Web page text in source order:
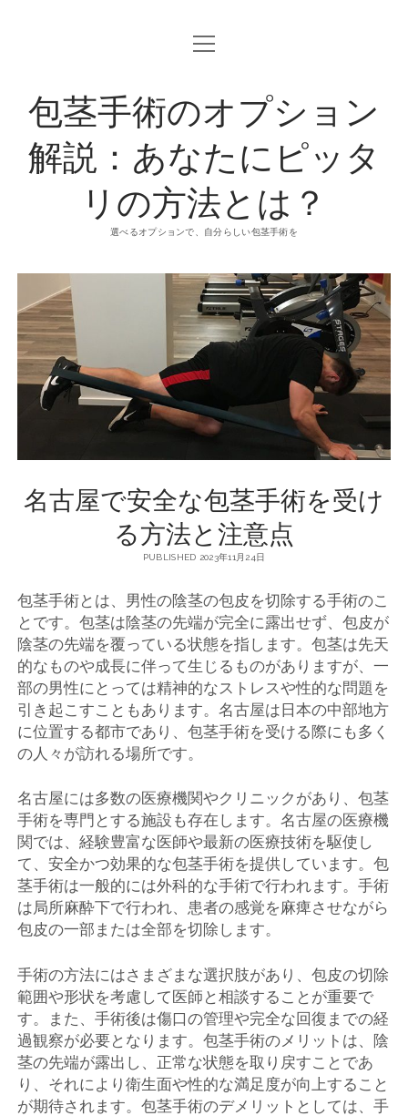
o
p
e
n
包茎手術のオプション
解説：あなたにピッタ
リの方法とは？
選べるオプションで、自分らしい包茎手術を
名古屋で安全な包茎手術を受け
る方法と注意点
PUBLISHED 2023年11月24日
包茎手術とは、男性の陰茎の包皮を切除する手術のこ
とです。 包茎は陰茎の先端が完全に露出せず、包皮が
陰茎の先端を覆っている状態を指します。包茎は先天
的なものや成長に伴って生じるものがありますが、一
部の男性にとっては精神的なストレスや性的な問題を
引き起こすこともあります。名古屋は日本の中部地方
に位置する都市であり、包茎手術を受ける際にも多く
の人々が訪れる場所です。
名古屋には多数の医療機関やクリニックがあり、包茎
手術を専門とする施設も存在します。名古屋の医療機
関では、経験豊富な医師や最新の医療技術を駆使し
て、安全かつ効果的な包茎手術を提供しています。包
茎手術は一般的には外科的な手術で行われます。手術
は局所麻酔下で行われ、患者の感覚を麻痺させながら
包皮の一部または全部を切除します。
手術の方法にはさまざまな選択肢があり、包皮の切除
範囲や形状を考慮して医師と相談することが重要で
す。また、手術後は傷口の管理や完全な回復までの経
過観察が必要となります。包茎手術のメリットは、陰
茎の先端が露出し、正常な状態を取り戻すことであ
り、それにより衛生面や性的な満足度が向上すること
が期待されます。包茎手術のデメリットとしては、手